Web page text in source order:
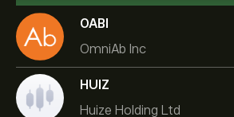
OABI
OmniAb Inc
HUIZ
Huize Holding Ltd